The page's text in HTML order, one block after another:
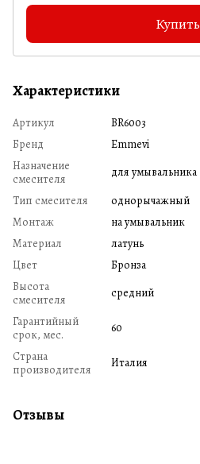
Купить
Характеристики
Артикул
BR6003
Бренд
Emmevi
Назначение
смесителя
для умывальника
Тип смесителя
однорычажный
Монтаж
на умывальник
Материал
латунь
Цвет
Бронза
Высота
смесителя
средний
Гарантийный
срок, мес.
60
Страна
производителя
Италия
Отзывы